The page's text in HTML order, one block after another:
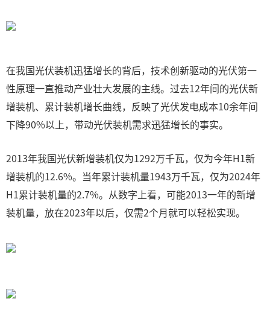
在我国光伏装机迅猛增长的背后，技术创新驱动的光伏第一
性原理一直推动产业壮大发展的主线。过去12年间的光伏新
增装机、累计装机增长曲线，反映了光伏发电成本10余年间
下降90%以上，带动光伏装机需求迅猛增长的事实。
2013年我国光伏新增装机仅为1292万千瓦，仅为今年H1新
增装机的12.6%。当年累计装机量1943万千瓦，仅为2024年
H1累计装机量的2.7%。从数字上看，可能2013一年的新增
装机量，放在2023年以后，仅需2个月就可以轻松实现。